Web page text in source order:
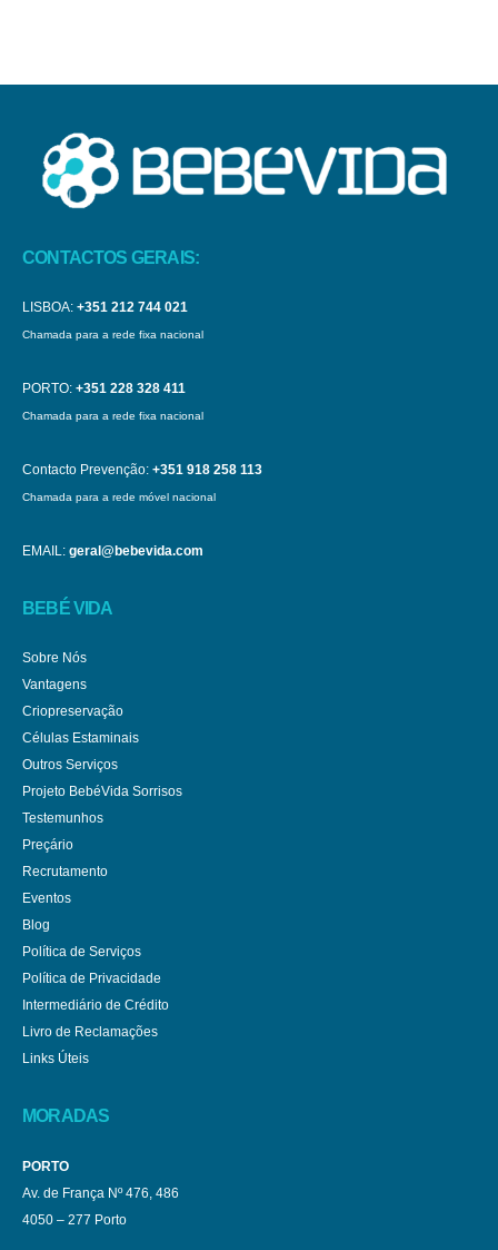
CONTACTOS GERAIS:
LISBOA: +351 212 744 021
Chamada para a rede fixa nacional
PORTO: +351 228 328 411
Chamada para a rede fixa nacional
Contacto Prevenção: +351 918 258 113
Chamada para a rede móvel nacional
EMAIL: geral@bebevida.com
BEBÉ VIDA
Sobre Nós
Vantagens
Criopreservação
Células Estaminais
Outros Serviços
Projeto BebéVida Sorrisos
Testemunhos
Preçário
Recrutamento
Eventos
Blog
Política de Serviços
Política de Privacidade
Intermediário de Crédito
Livro de Reclamações
Links Úteis
MORADAS
PORTO
Av. de França Nº 476, 486
4050 – 277 Porto